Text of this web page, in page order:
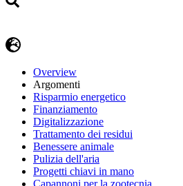
Overview
Argomenti
Risparmio energetico
Finanziamento
Digitalizzazione
Trattamento dei residui
Benessere animale
Pulizia dell'aria
Progetti chiavi in mano